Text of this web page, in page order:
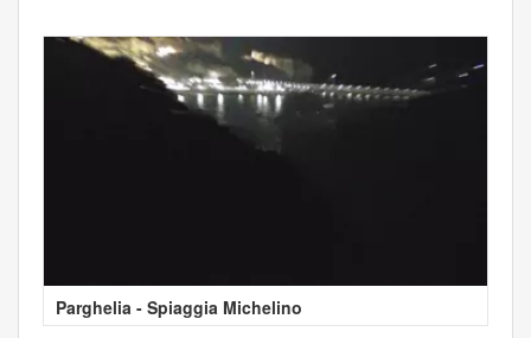
Parghelia - Spiaggia Michelino